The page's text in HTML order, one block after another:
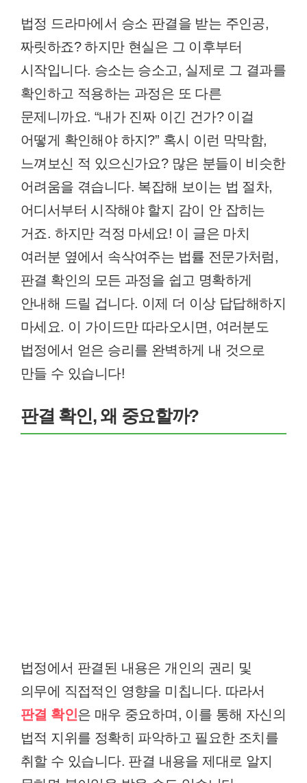
법정 드라마에서 승소 판결을 받는 주인공,
짜릿하죠? 하지만 현실은 그 이후부터
시작입니다. 승소는 승소고, 실제로 그 결과를
확인하고 적용하는 과정은 또 다른
문제니까요. “내가 진짜 이긴 건가? 이걸
어떻게 확인해야 하지?” 혹시 이런 막막함,
느껴보신 적 있으신가요? 많은 분들이 비슷한
어려움을 겪습니다. 복잡해 보이는 법 절차,
어디서부터 시작해야 할지 감이 안 잡히는
거죠. 하지만 걱정 마세요! 이 글은 마치
여러분 옆에서 속삭여주는 법률 전문가처럼,
판결 확인의 모든 과정을 쉽고 명확하게
안내해 드릴 겁니다. 이제 더 이상 답답해하지
마세요. 이 가이드만 따라오시면, 여러분도
법정에서 얻은 승리를 완벽하게 내 것으로
만들 수 있습니다!
판결 확인, 왜 중요할까?
법정에서 판결된 내용은 개인의 권리 및
의무에 직접적인 영향을 미칩니다. 따라서
판결 확인은 매우 중요하며, 이를 통해 자신의
법적 지위를 정확히 파악하고 필요한 조치를
취할 수 있습니다. 판결 내용을 제대로 알지